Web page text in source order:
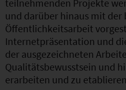
teilnehmenden Projekte
und darüber hinaus mit der
Öffentlichkeitsarbeit
Internetpräsentation und
der ausgezeichneten
Qualitätsbewusstsein und
erarbeiten und zu